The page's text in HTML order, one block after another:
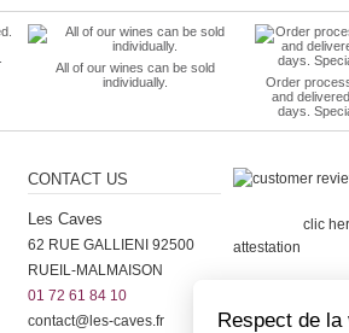
All of our wines can be sold
individually.
Order
and
days.
CONTACT US
Les Caves
62 RUE GALLIENI 92500
RUEIL-MALMAISON
01 72 61 84 10
contact@les-caves.fr
clic
attestation
Respect de la